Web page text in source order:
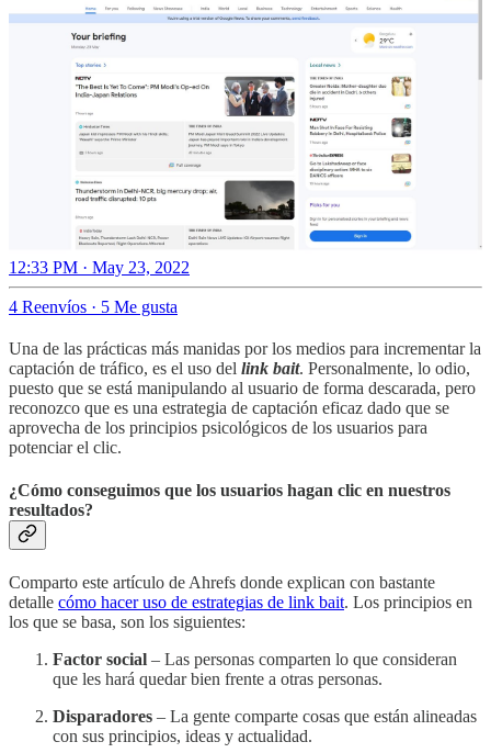
12:33 PM · May 23, 2022
4 Reenvíos · 5 Me gusta
Una de las prácticas más manidas por los medios para incrementar la
captación de tráfico, es el uso del link bait. Personalmente, lo odio,
puesto que se está manipulando al usuario de forma descarada, pero
reconozco que es una estrategia de captación eficaz dado que se
aprovecha de los principios psicológicos de los usuarios para
potenciar el clic.
¿Cómo conseguimos que los usuarios hagan clic en nuestros
resultados?
Comparto este artículo de Ahrefs donde explican con bastante
detalle cómo hacer uso de estrategias de link bait. Los principios en
los que se basa, son los siguientes:
Factor social – Las personas comparten lo que consideran
que les hará quedar bien frente a otras personas.
Disparadores – La gente comparte cosas que están alineadas
con sus principios, ideas y actualidad.